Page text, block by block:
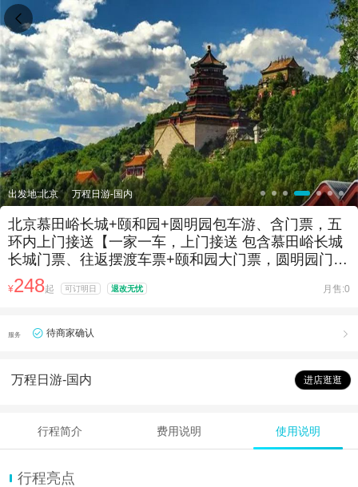
出发地:北京 万程日游-国内
北京慕田峪长城+颐和园+圆明园包车游、含门票，五
环内上门接送【一家一车，上门接送 包含慕田峪长城
长城门票、往返摆渡车票+颐和园大门票，圆明园门
票；】
¥248起 可订明日 退改无忧 月售:0
服务 待商家确认 
万程日游-国内 进店逛逛
行程简介 费用说明 使用说明
行程亮点
